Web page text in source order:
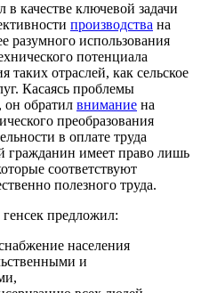
качестве ключевой задачи
производства на
разумного использования
потенциала
таких отраслей, как сельское
Касаясь проблемы
обратил внимание на
преобразования
в оплате труда
гражданин имеет право лишь
соответствуют
полезного труда.
предложил:
населения
и